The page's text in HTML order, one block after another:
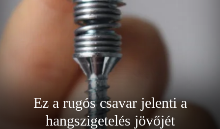
Ez a rugós csavar jelenti a
hangszigetelés jövőjét